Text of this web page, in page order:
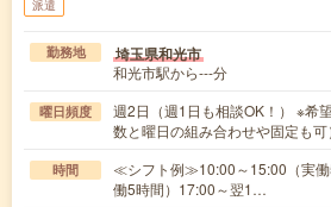
派遣
勤務地 埼玉県和光市
和光市駅から---分
曜日頻度
週2日（週1日も相談OK！） ※希
数と曜日の組み合わせや固定も可
時間
≪シフト例≫10:00～15:00（実
働5時間）17:00～翌1…